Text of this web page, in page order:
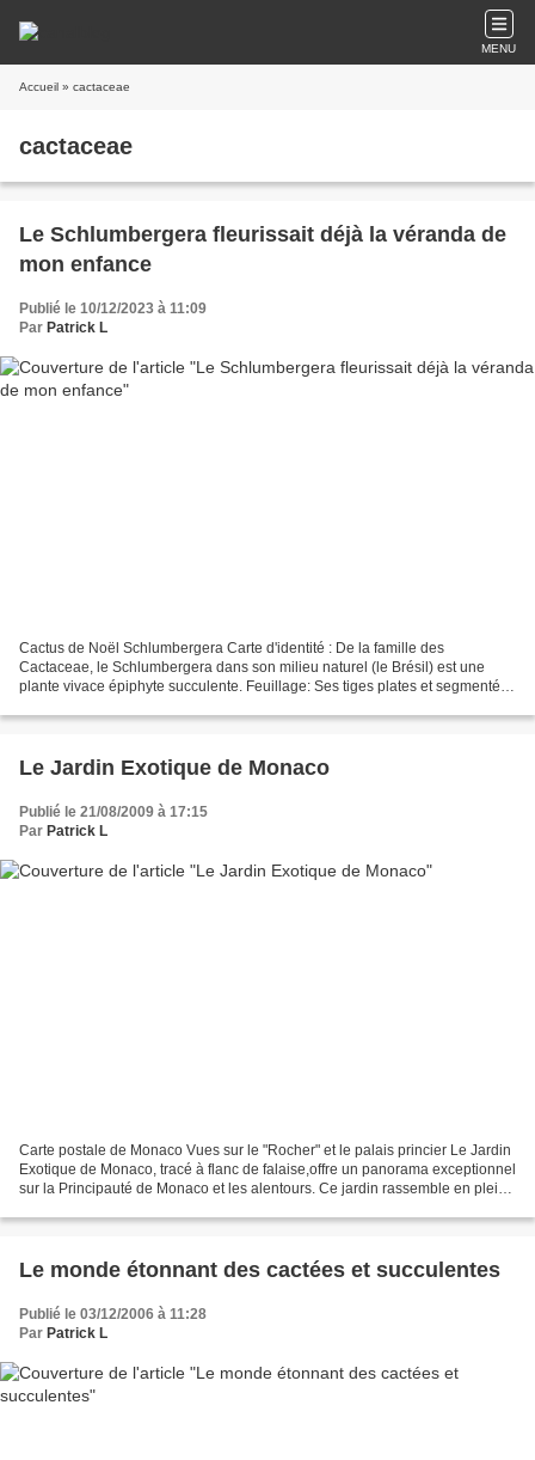
MENU
Accueil » cactaceae
cactaceae
Le Schlumbergera fleurissait déjà la véranda de
mon enfance
Publié le 10/12/2023 à 11:09
Par Patrick L
Cactus de Noël Schlumbergera Carte d'identité : De la famille des
Cactaceae, le Schlumbergera dans son milieu naturel (le Brésil) est une
plante vivace épiphyte succulente. Feuillage: Ses tiges plates et segmentées
Le Jardin Exotique de Monaco
Publié le 21/08/2009 à 17:15
Par Patrick L
Carte postale de Monaco Vues sur le "Rocher" et le palais princier Le Jardin
Exotique de Monaco, tracé à flanc de falaise,offre un panorama exceptionnel
sur la Principauté de Monaco et les alentours. Ce jardin rassemble en plein
Le monde étonnant des cactées et succulentes
Publié le 03/12/2006 à 11:28
Par Patrick L